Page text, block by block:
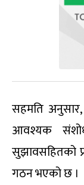
सहमति अनुसार,
आवश्यक
सुझावसहितको
गठन भएको छ ।